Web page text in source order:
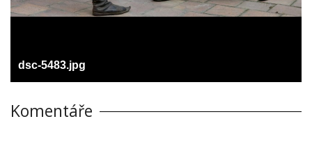
dsc-5483.jpg
Komentáře